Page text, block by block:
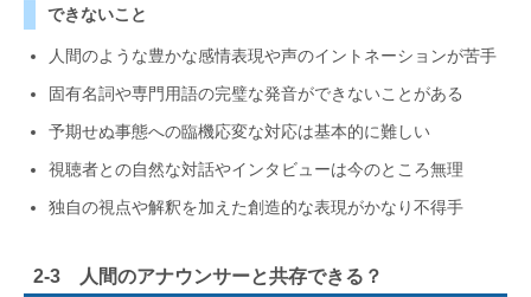
できないこと
人間のような豊かな感情表現や声のイントネーションが苦手
固有名詞や専門用語の完璧な発音ができないことがある
予期せぬ事態への臨機応変な対応は基本的に難しい
視聴者との自然な対話やインタビューは今のところ無理
独自の視点や解釈を加えた創造的な表現がかなり不得手
2-3 人間のアナウンサーと共存できる？